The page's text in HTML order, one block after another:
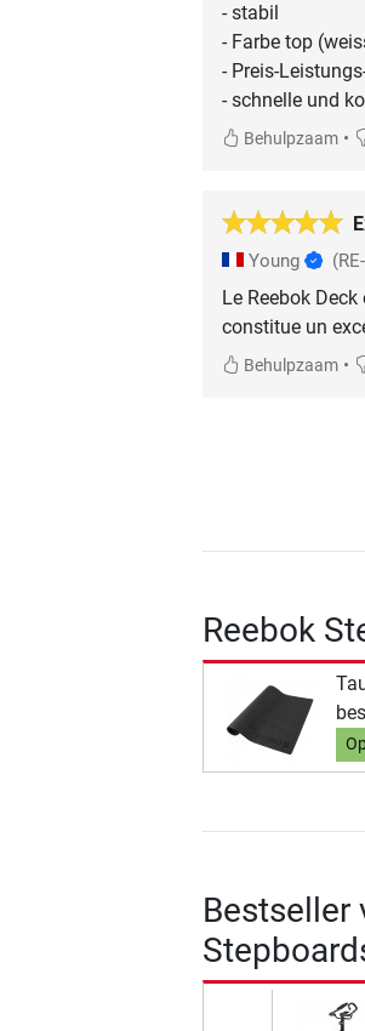
- stabil
- Farbe top
- Preis-
- schnelle und
Behulpzaam•
Young
Le Reebok
constitue un
Behulpzaam•
Reebok
Bestseller